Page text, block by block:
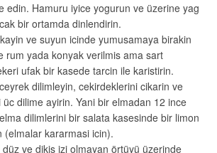
edin. Hamuru iyice yogurun ve üzerine yag
bir ortamda dinlendirin.
ve suyun icinde yumusamaya birakin
rum yada konyak verilmis ama sart
ufak bir kasede tarcin ile karistirin.
dilimleyin, cekirdeklerini cikarin ve
dilime ayirin. Yani bir elmadan 12 ince
dilimlerini bir salata kasesinde bir limon
(elmalar kararmasi icin).
ve dikis izi olmayan örtüyü üzerinde